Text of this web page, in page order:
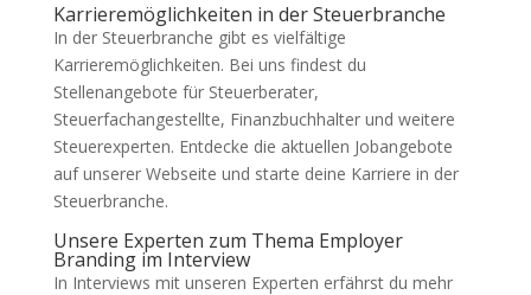
Karrieremöglichkeiten in der Steuerbranche
In der Steuerbranche gibt es vielfältige
Karrieremöglichkeiten. Bei uns findest du
Stellenangebote für Steuerberater,
Steuerfachangestellte, Finanzbuchhalter und weitere
Steuerexperten. Entdecke die aktuellen Jobangebote
auf unserer Webseite und starte deine Karriere in der
Steuerbranche.
Unsere Experten zum Thema Employer
Branding im Interview
In Interviews mit unseren Experten erfährst du mehr